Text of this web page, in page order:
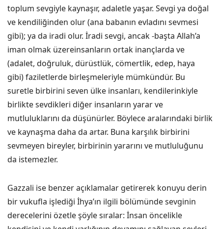
toplum sevgiyle kaynaşır, adaletle yaşar. Sevgi ya doğal
ve kendiliğinden olur (ana babanın evladını sevmesi
gibi); ya da iradi olur. İradi sevgi, ancak -başta Allah’a
iman olmak üzereinsanların ortak inançlarda ve
(adalet, doğruluk, dürüstlük, cömertlik, edep, haya
gibi) faziletlerde birleşmeleriyle mümkündür. Bu
suretle birbirini seven ülke insanları, kendilerinkiyle
birlikte sevdikleri diğer insanların yarar ve
mutluluklarını da düşünürler. Böylece aralarındaki birlik
ve kaynaşma daha da artar. Buna karşılık birbirini
sevmeyen bireyler, birbirinin yararını ve mutluluğunu
da istemezler.
Gazzali ise benzer açıklamalar getirerek konuyu derin
bir vukufla işlediği İhya’ın ilgili bölümünde sevginin
derecelerini özetle şöyle sıralar: İnsan öncelikle